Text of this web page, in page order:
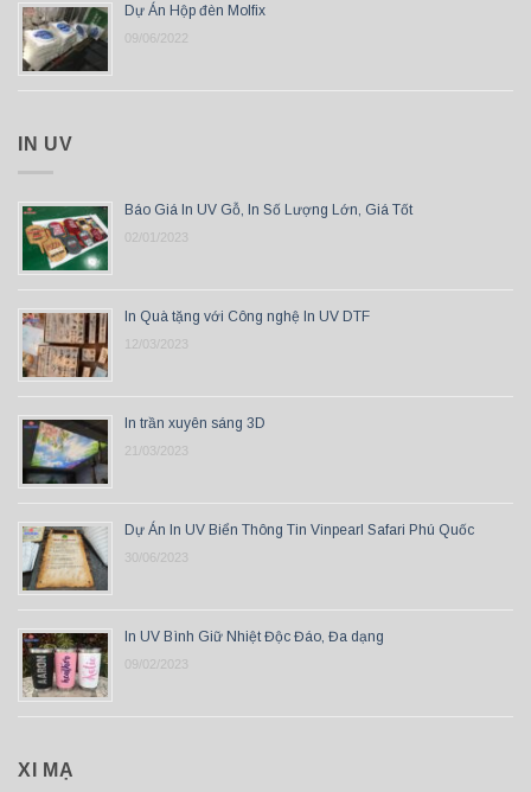
Dự Án Hộp đèn Molfix
09/06/2022
IN UV
Báo Giá In UV Gỗ, In Số Lượng Lớn, Giá Tốt
02/01/2023
In Quà tặng với Công nghệ In UV DTF
12/03/2023
In trần xuyên sáng 3D
21/03/2023
Dự Án In UV Biển Thông Tin Vinpearl Safari Phú Quốc
30/06/2023
In UV Bình Giữ Nhiệt Độc Đáo, Đa dạng
09/02/2023
XI MẠ